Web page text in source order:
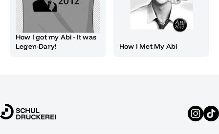
How I got my Abi - It was
Legen-Dary!
How I Met My Abi